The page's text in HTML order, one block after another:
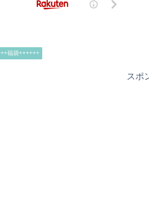
福袋++++++
スポ